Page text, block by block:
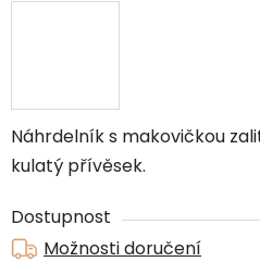
Náhrdelník s makovičkou
kulatý přívěsek.
Dostupnost
Možnosti doručení